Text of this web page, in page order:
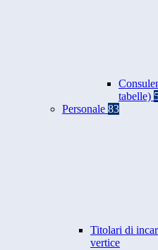
tabelle)
Personale 83
Titolari di
vertice